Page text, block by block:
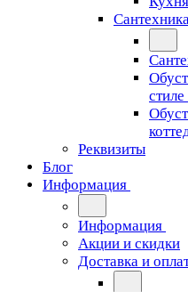
Реквизиты
Блог
Информация
Информация
Акции и скидки
Доставка и